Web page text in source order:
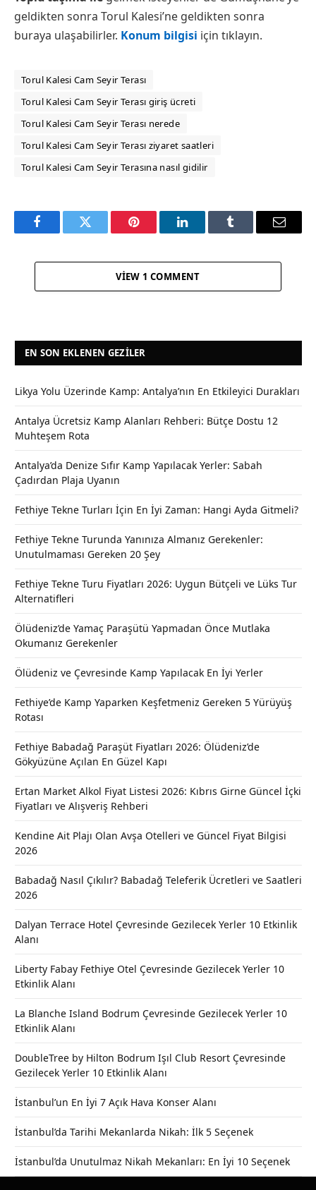
geldikten sonra Torul Kalesi’ne geldikten sonra
buraya ulaşabilirler. Konum bilgisi için tıklayın.
Torul Kalesi Cam Seyir Terası
Torul Kalesi Cam Seyir Terası giriş ücreti
Torul Kalesi Cam Seyir Terası nerede
Torul Kalesi Cam Seyir Terası ziyaret saatleri
Torul Kalesi Cam Seyir Terasına nasıl gidilir
FacebookTwitter Pinterest LinkedInTumblr Email
VIEW 1 COMMENT
EN SON EKLENEN GEZILER
Likya Yolu Üzerinde Kamp: Antalya’nın En Etkileyici Durakları
Antalya Ücretsiz Kamp Alanları Rehberi: Bütçe Dostu 12
Muhteşem Rota
Antalya’da Denize Sıfır Kamp Yapılacak Yerler: Sabah
Çadırdan Plaja Uyanın
Fethiye Tekne Turları İçin En İyi Zaman: Hangi Ayda Gitmeli?
Fethiye Tekne Turunda Yanınıza Almanız Gerekenler:
Unutulmaması Gereken 20 Şey
Fethiye Tekne Turu Fiyatları 2026: Uygun Bütçeli ve Lüks Tur
Alternatifleri
Ölüdeniz’de Yamaç Paraşütü Yapmadan Önce Mutlaka
Okumanız Gerekenler
Ölüdeniz ve Çevresinde Kamp Yapılacak En İyi Yerler
Fethiye’de Kamp Yaparken Keşfetmeniz Gereken 5 Yürüyüş
Rotası
Fethiye Babadağ Paraşüt Fiyatları 2026: Ölüdeniz’de
Gökyüzüne Açılan En Güzel Kapı
Ertan Market Alkol Fiyat Listesi 2026: Kıbrıs Girne Güncel İçki
Fiyatları ve Alışveriş Rehberi
Kendine Ait Plajı Olan Avşa Otelleri ve Güncel Fiyat Bilgisi
2026
Babadağ Nasıl Çıkılır? Babadağ Teleferik Ücretleri ve Saatleri
2026
Dalyan Terrace Hotel Çevresinde Gezilecek Yerler 10 Etkinlik
Alanı
Liberty Fabay Fethiye Otel Çevresinde Gezilecek Yerler 10
Etkinlik Alanı
La Blanche Island Bodrum Çevresinde Gezilecek Yerler 10
Etkinlik Alanı
DoubleTree by Hilton Bodrum Işıl Club Resort Çevresinde
Gezilecek Yerler 10 Etkinlik Alanı
İstanbul’un En İyi 7 Açık Hava Konser Alanı
İstanbul’da Tarihi Mekanlarda Nikah: İlk 5 Seçenek
İstanbul’da Unutulmaz Nikah Mekanları: En İyi 10 Seçenek